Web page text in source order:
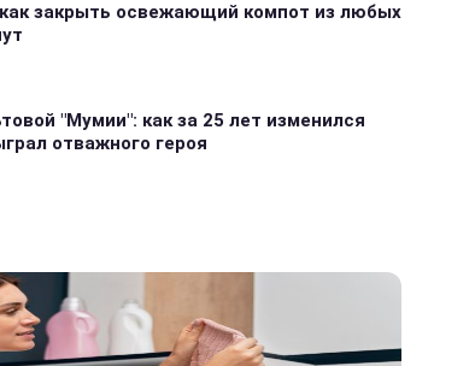
закрыть освежающий компот из любых
"Мумии": как за 25 лет изменился
отважного героя